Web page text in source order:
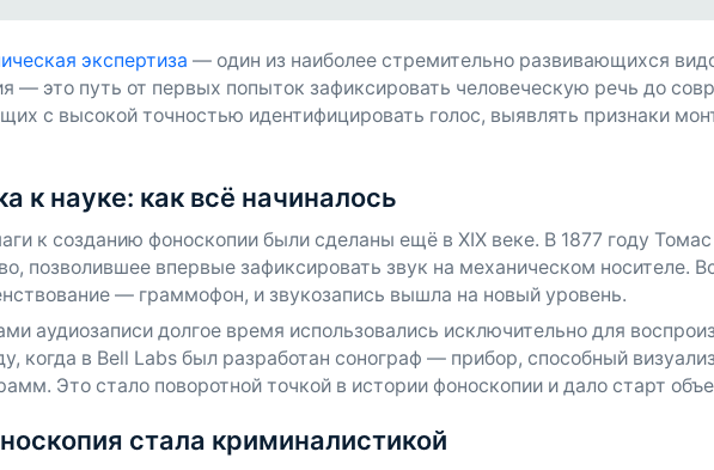
экспертиза — один из наиболее стремительно развивающихся
— это путь от первых попыток зафиксировать человеческую речь до
с высокой точностью идентифицировать голос, выявлять признаки
к науке: как всё начиналось
к созданию фоноскопии были сделаны ещё в XIX веке. В 1877 году
позволившее впервые зафиксировать звук на механическом носителе.
— граммофон, и звукозапись вышла на новый уровень.
аудиозаписи долгое время использовались исключительно для
когда в Bell Labs был разработан сонограф — прибор, способный
Это стало поворотной точкой в истории фоноскопии и дало старт
стала криминалистикой